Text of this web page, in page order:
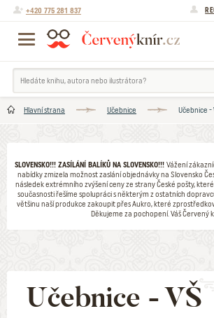
+420 775 281 837
Hlavní strana Učebnice Učebnice -
SLOVENSKO!!! ZASÍLÁNÍ BALÍKŮ NA SLOVENSKO!!! Vážení
nabídky zmizela možnost zaslání objednávky na Slovensko
následek extrémního zvýšení ceny ze strany České pošty,
současnosti řešíme spolupráci s některým z ostatních
většinu naší produkce zakoupit přes Aukro, které
Děkujeme za pochopení. Váš Červený
Učebnice - VŠ